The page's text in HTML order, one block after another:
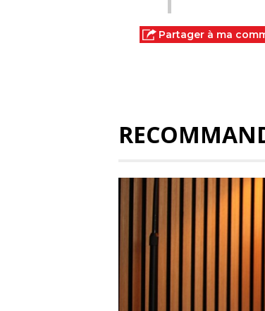
Partager à ma